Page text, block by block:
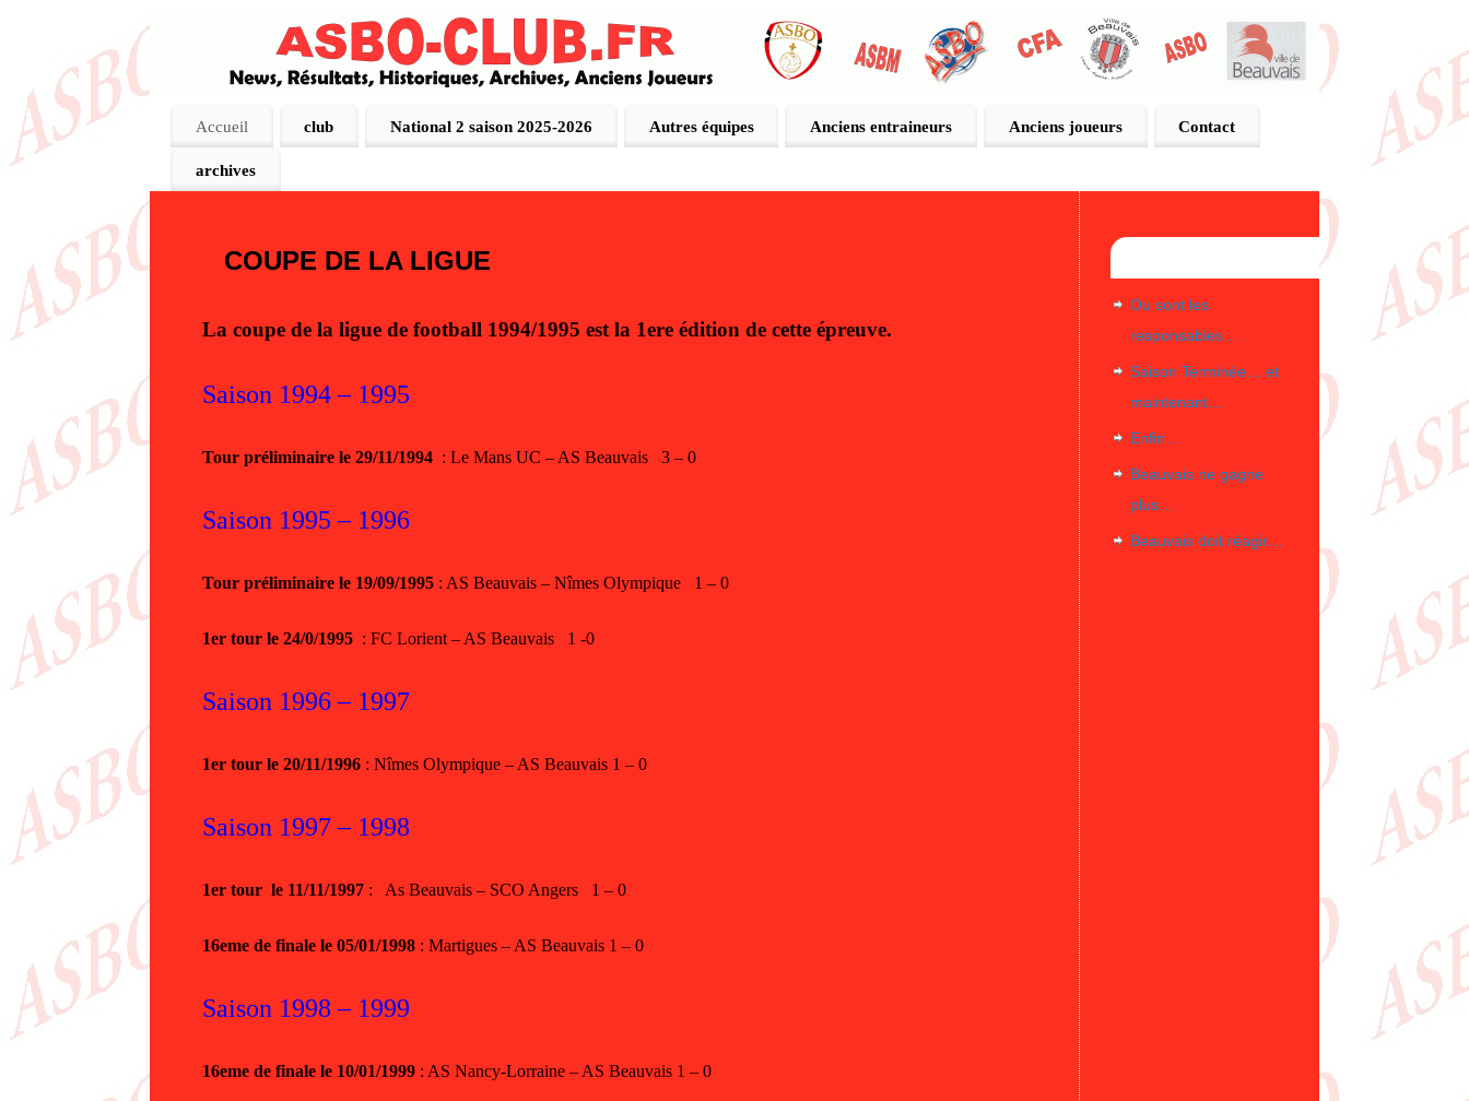
Accueil club National 2 saison 2025-2026 Autres équipes Anciens entraineurs Anciens joueurs Contact
archives
COUPE DE LA LIGUE
La coupe de la ligue de football 1994/1995 est la 1ere édition de cette épreuve.
Saison 1994 – 1995
Tour préliminaire le 29/11/1994 : Le Mans UC – AS Beauvais 3 – 0
Saison 1995 – 1996
Tour préliminaire le 19/09/1995 : AS Beauvais – Nîmes Olympique 1 – 0
1er tour le 24/0/1995 : FC Lorient – AS Beauvais 1 -0
Saison 1996 – 1997
1er tour le 20/11/1996 : Nîmes Olympique – AS Beauvais 1 – 0
Saison 1997 – 1998
1er tour le 11/11/1997 : As Beauvais – SCO Angers 1 – 0
16eme de finale le 05/01/1998 : Martigues – AS Beauvais 1 – 0
Saison 1998 – 1999
16eme de finale le 10/01/1999 : AS Nancy-Lorraine – AS Beauvais 1 – 0
Ou sont les
responsables…
Saison Terminée… et
maintenant…
Enfin…
Beauvais ne gagne
plus…
Beauvais doit réagir…